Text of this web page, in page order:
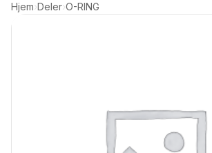
Hjem›Deler›O-RING